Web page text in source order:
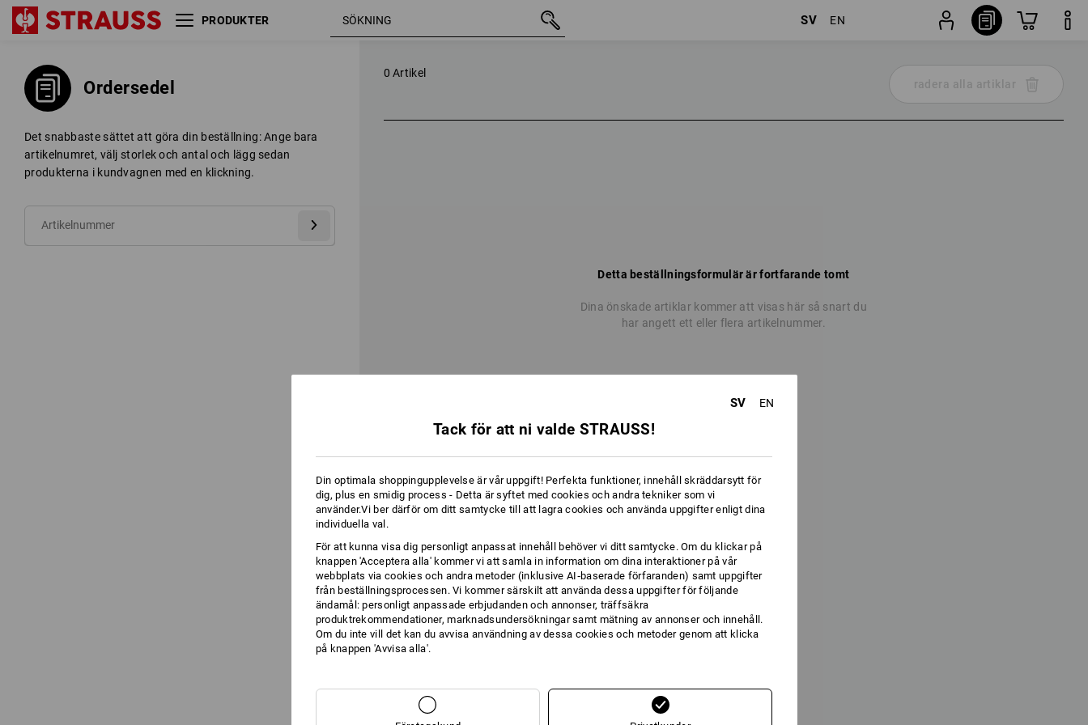
PRODUKTER SV EN
Ordersedel
Det snabbaste sättet att göra din beställning: Ange bara
artikelnumret, välj storlek och antal och lägg sedan
produkterna i kundvagnen med en klickning.
0 Artikel
radera alla artiklar
Detta beställningsformulär är fortfarande tomt
Dina önskade artiklar kommer att visas här så snart du
har angett ett eller flera artikelnummer.
SV EN
Tack för att ni valde STRAUSS!
Din optimala shoppingupplevelse är vår uppgift! Perfekta funktioner, innehåll skräddarsytt för
dig, plus en smidig process - Detta är syftet med cookies och andra tekniker som vi
använder.Vi ber därför om ditt samtycke till att lagra cookies och använda uppgifter enligt dina
individuella val.
För att kunna visa dig personligt anpassat innehåll behöver vi ditt samtycke. Om du klickar på
knappen 'Acceptera alla' kommer vi att samla in information om dina interaktioner på vår
webbplats via cookies och andra metoder (inklusive AI‑baserade förfaranden) samt uppgifter
från beställningsprocessen. Vi kommer särskilt att använda dessa uppgifter för följande
ändamål: personligt anpassade erbjudanden och annonser, träffsäkra
produktrekommendationer, marknadsundersökningar samt mätning av annonser och innehåll.
Om du inte vill det kan du avvisa användning av dessa cookies och metoder genom att klicka
på knappen 'Avvisa alla'.